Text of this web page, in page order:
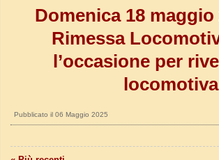
Domenica 18
Rimessa
l’occasione per
locomotiva
Pubblicato il 06 Maggio 2025